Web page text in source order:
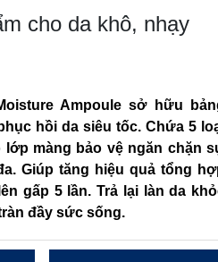
cho da khô, nhạy
Ampoule sở hữu
hồi da siêu tốc. Chứa 5
lớp màng bảo vệ ngăn chặn
Giúp tăng hiệu quả tổng
gấp 5 lần. Trả lại làn da
đầy sức sống.